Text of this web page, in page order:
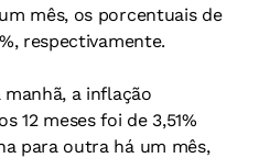
mês, os porcentuais de
respectivamente.
a inflação
12 meses foi de 3,51%
para outra há um mês,